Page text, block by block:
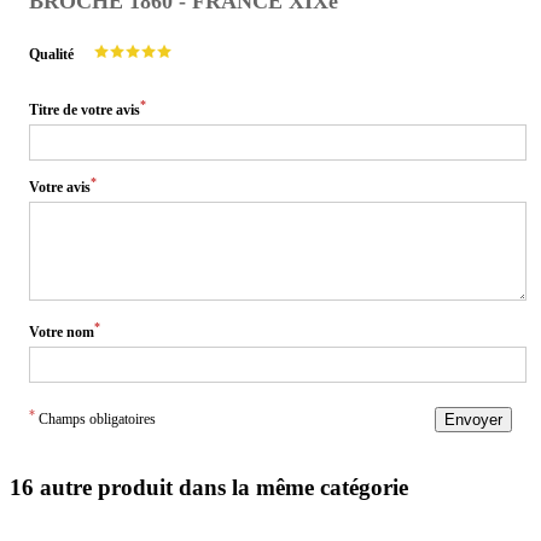
Qualité
Titre de votre avis*
Votre avis*
Votre nom*
* Champs obligatoires Envoyer
16 autre produit dans la même catégorie